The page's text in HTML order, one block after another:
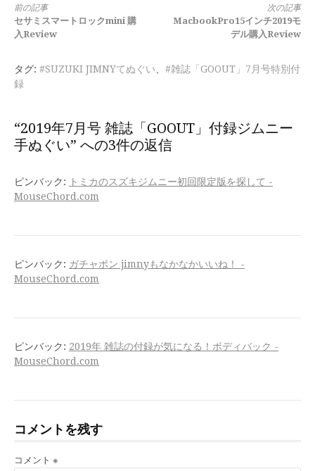
続
き
を
読
前の記事
セサミスマートロックmini 購
入Review
次の記事
MacbookPro15インチ2019モ
デル購入Review
タグ: #SUZUKI JIMNYてぬぐい、 #雑誌「GOOUT」7月号特別付
録
“2019年7月号 雑誌「GOOUT」付録ジムニー
手ぬぐい” への3件の返信
ピンバック:
トミカのスズキジムニー初回限定版を探して -
MouseChord.com
ピンバック: ガチャポン jimnyもなかなかいいね！ -
MouseChord.com
ピンバック: 2019年 雑誌の付録が気になる！ボディバック -
MouseChord.com
コメントを残す
コメント ※